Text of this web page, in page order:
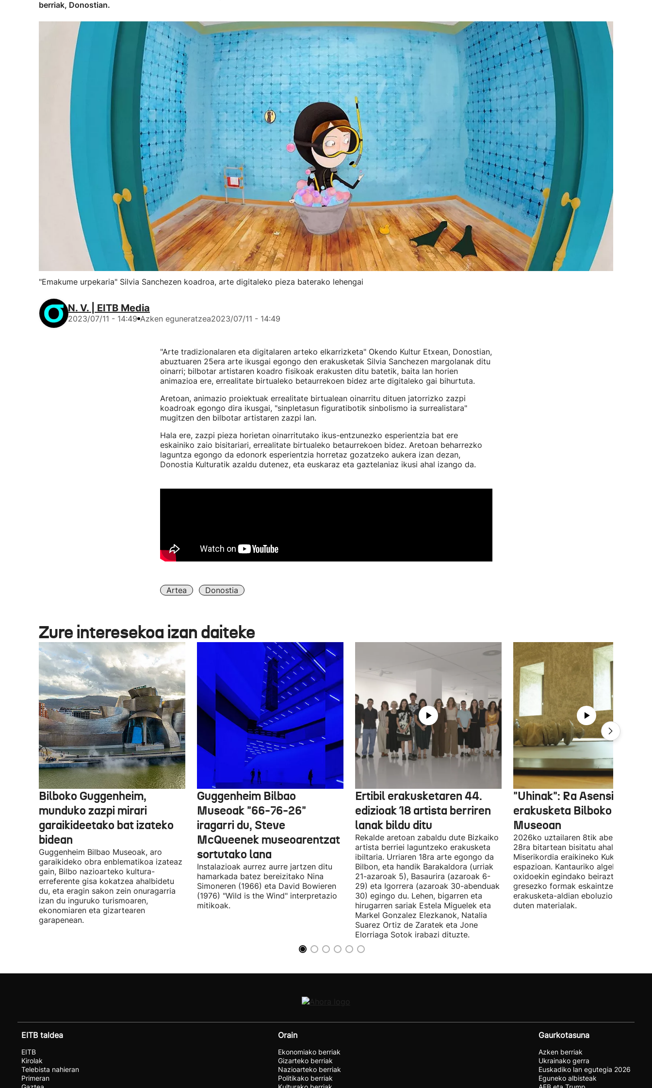
berriak, Donostian.
"Emakume urpekaria" Silvia Sanchezen koadroa, arte digitaleko pieza baterako lehengai
N. V. | EITB Media
2023/07/11 - 14:49 Azken eguneratzea2023/07/11 - 14:49
"Arte tradizionalaren eta digitalaren arteko elkarrizketa" Okendo Kultur Etxean, Donostian,
abuztuaren 25era arte ikusgai egongo den erakusketak Silvia Sanchezen margolanak ditu
oinarri; bilbotar artistaren koadro fisikoak erakusten ditu batetik, baita lan horien
animazioa ere, errealitate birtualeko betaurrekoen bidez arte digitaleko gai bihurtuta.
Aretoan, animazio proiektuak errealitate birtualean oinarritu dituen jatorrizko zazpi
koadroak egongo dira ikusgai, "sinpletasun figuratibotik sinbolismo ia surrealistara"
mugitzen den bilbotar artistaren zazpi lan.
Hala ere, zazpi pieza horietan oinarritutako ikus-entzunezko esperientzia bat ere
eskainiko zaio bisitariari, errealitate birtualeko betaurrekoen bidez. Aretoan beharrezko
laguntza egongo da edonork esperientzia horretaz gozatzeko aukera izan dezan,
Donostia Kulturatik azaldu dutenez, eta euskaraz eta gaztelaniaz ikusi ahal izango da.
Artea Donostia
Zure interesekoa izan daiteke
Bilboko Guggenheim,
munduko zazpi mirari
garaikideetako bat izateko
bidean
Guggenheim Bilbao Museoak, aro
garaikideko obra enblematikoa izateaz
gain, Bilbo nazioarteko kultura-
erreferente gisa kokatzea ahalbidetu
du, eta eragin sakon zein onuragarria
izan du inguruko turismoaren,
ekonomiaren eta gizartearen
garapenean.
Guggenheim Bilbao
Museoak "66-76-26"
iragarri du, Steve
McQueenek museoarentzat
sortutako lana
Instalazioak aurrez aurre jartzen ditu
hamarkada batez bereizitako Nina
Simoneren (1966) eta David Bowieren
(1976) "Wild is the Wind" interpretazio
mitikoak.
Ertibil erakusketaren 44.
edizioak 18 artista berriren
lanak bildu ditu
Rekalde aretoan zabaldu dute Bizkaiko
artista berriei laguntzeko erakusketa
ibiltaria. Urriaren 18ra arte egongo da
Bilbon, eta handik Barakaldora (urriak
21-azaroak 5), Basaurira (azaroak 6-
29) eta Igorrera (azaroak 30-abenduak
30) egingo du. Lehen, bigarren eta
hirugarren sariak Estela Miguelek eta
Markel Gonzalez Elezkanok, Natalia
Suarez Ortiz de Zaratek eta Jone
Elorriaga Sotok irabazi dituzte.
"Uhinak": Ra Asensiren
erakusketa Bilboko Euskal
Museoan
2026ko uztailaren 8tik abenduaren
28ra bitartean bisitatu ahal izango
Miserikordia eraikineko Kukula
espazioan. Kantauriko algekin eta
oxidoekin egindako beiraztatutako
gresezko formak eskaintzen ditu,
erakusketa-aldian eboluzionatzen
duten materialak.
EITB taldea
EITB
Kirolak
Telebista nahieran
Primeran
Orain
Ekonomiako berriak
Gizarteko berriak
Nazioarteko berriak
Politikako berriak
Gaurkotasuna
Azken berriak
Ukrainako gerra
Euskadiko lan egutegia 2026
Eguneko albisteak